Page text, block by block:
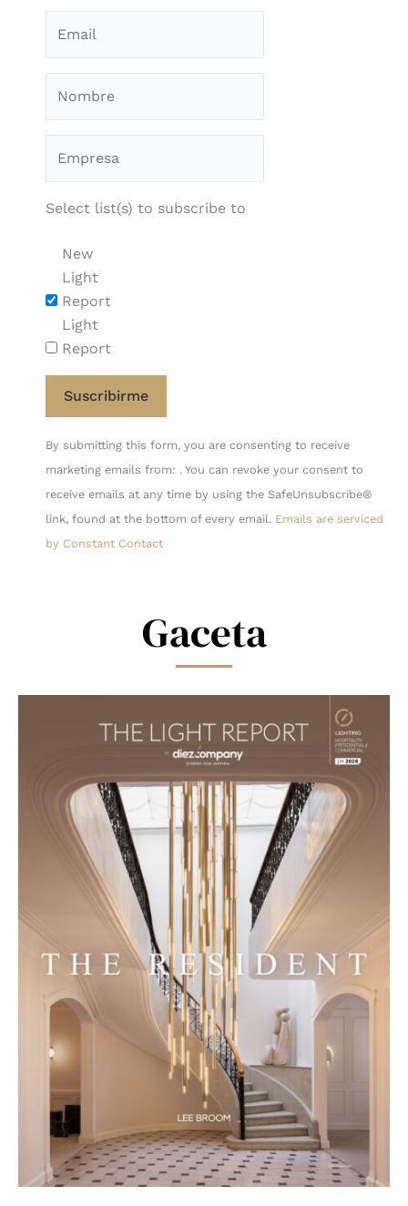
Select list(s) to subscribe to
New
Light
Report
Light
Report
Constant
Contact
Use.
Please
leave
By submitting this form, you are consenting to receive
marketing emails from: . You can revoke your consent to
receive emails at any time by using the SafeUnsubscribe®
link, found at the bottom of every email. Emails are serviced
by Constant Contact
Gaceta